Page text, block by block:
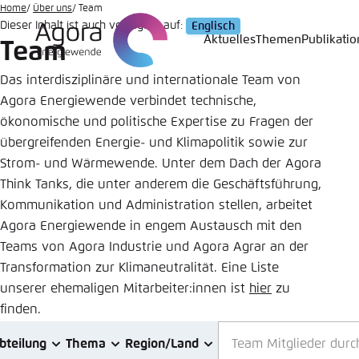
Zum
Hauptinhalt
gehen
AktuellesThemen
Home Über uns Team
Dieser Inhalt ist auch verfügbar auf: Englisch
Team
Das interdisziplinäre und internationale Team von
Agora Energiewende verbindet technische,
ökonomische und politische Expertise zu Fragen der
übergreifenden Energie- und Klimapolitik sowie zur
Strom- und Wärmewende. Unter dem Dach der Agora
Think Tanks, die unter anderem die Geschäftsführung,
Kommunikation und Administration stellen, arbeitet
Agora Energiewende in engem Austausch mit den
Teams von Agora Industrie und Agora Agrar an der
Transformation zur Klimaneutralität. Eine Liste
unserer ehemaligen Mitarbeiter:innen ist hier zu
finden.
Thema Region/Land
Melden
Passwort
Diese
möchten.
Close